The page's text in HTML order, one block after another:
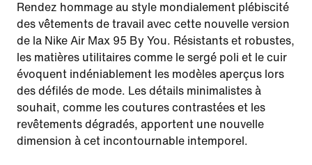
Rendez hommage au style mondialement plébiscité
des vêtements de travail avec cette nouvelle version
de la Nike Air Max 95 By You. Résistants et robustes,
les matières utilitaires comme le sergé poli et le cuir
évoquent indéniablement les modèles aperçus lors
des défilés de mode. Les détails minimalistes à
souhait, comme les coutures contrastées et les
revêtements dégradés, apportent une nouvelle
dimension à cet incontournable intemporel.